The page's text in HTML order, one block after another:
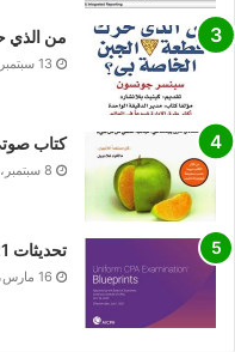
من الذي
13 سبتمبر، 2021
كتاب
8 سبتمبر، 2021
تحديثات CPA 2021
16 مارس، 2021